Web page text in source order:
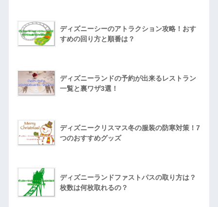
ディズニーシーのアトラクション攻略！おす
すめの回り方と順番は？
ディズニーランドの予約が出来るレストラン
一覧と裏ワザ3選！
ディズニークリスマス冬の服装の防寒対策！7
つのおすすめグッズ
ディズニーランドファストパスの取り方は？
枚数は何枚取れるの？